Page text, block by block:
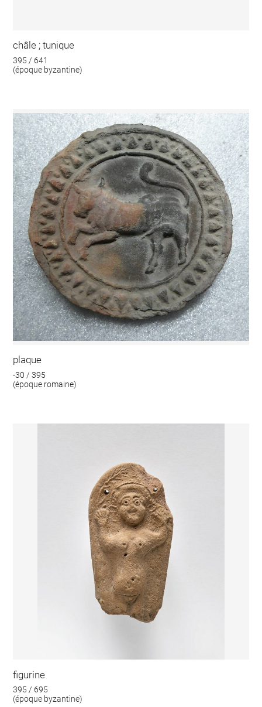
châle ; tunique
395 / 641
(époque byzantine)
plaque
-30 / 395
(époque romaine)
figurine
395 / 695
(époque byzantine)